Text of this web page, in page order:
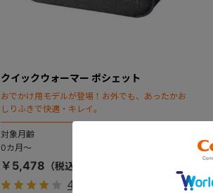
クイックウォーマー ポシェット
おでかけ用モデルが登場！お外でも、あったかお
しりふきで快適・キレイ。
対象月齢
0カ月～
￥5,478
4.0